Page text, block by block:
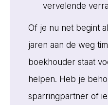
vervelende
Of je nu net begint
jaren aan de weg
boekhouder staat
helpen. Heb je
sparringpartner of